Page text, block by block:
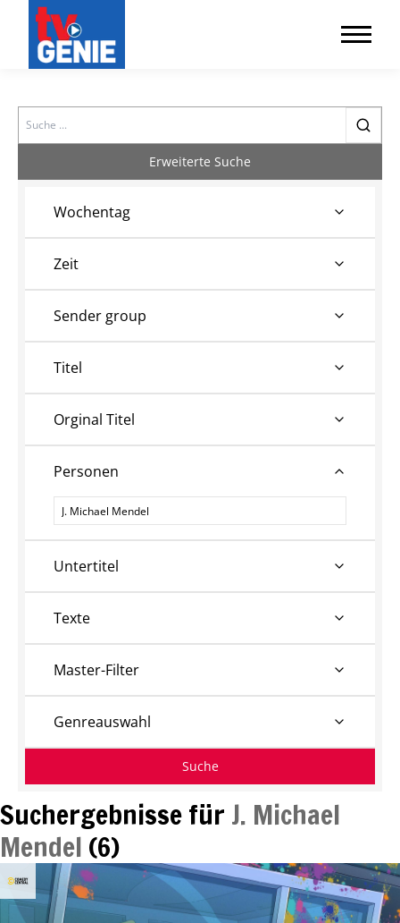
Search
Suchergebnisse für J. Michael
Mendel (6)
Erweiterte Suche
Wochentag
Zeit
Sender group
Titel
Orginal Titel
Personen
Personen
Untertitel
Texte
Master-Filter
Genreauswahl
Suche